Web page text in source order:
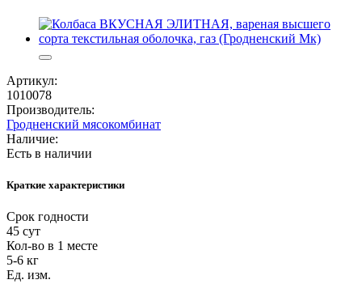
Артикул:
1010078
Производитель:
Гродненский мясокомбинат
Наличие:
Есть в наличии
Краткие характеристики
Срок годности
45 сут
Кол-во в 1 месте
5-6 кг
Ед. изм.